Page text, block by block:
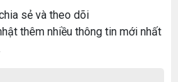
sẻ và theo dõi
thêm nhiều thông tin mới nhất